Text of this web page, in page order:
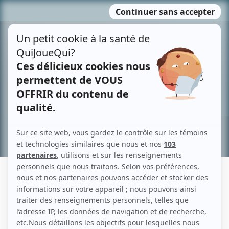
MENU
contenu
Recherche avancée »
MATHIAS ROUSSIER
Liens
Fiche de Mathias Roussier sur Showbizz.net